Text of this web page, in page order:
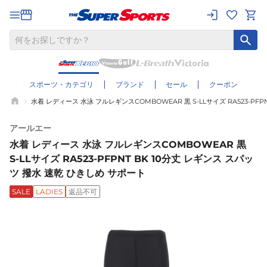
スポーツ・カテゴリ ブランド セール クーポン
水着 レディース 水泳 フルレギンスCOMBOWEAR 黒 S-LLサイズ RA523-
アールエー
水着 レディース 水泳 フルレギンスCOMBOWEAR 黒
S-LLサイズ RA523-PFPNT BK 10分丈 レギンス スパッ
ツ 撥水 速乾 ひきしめ サポート
SALE LADIES 返品不可